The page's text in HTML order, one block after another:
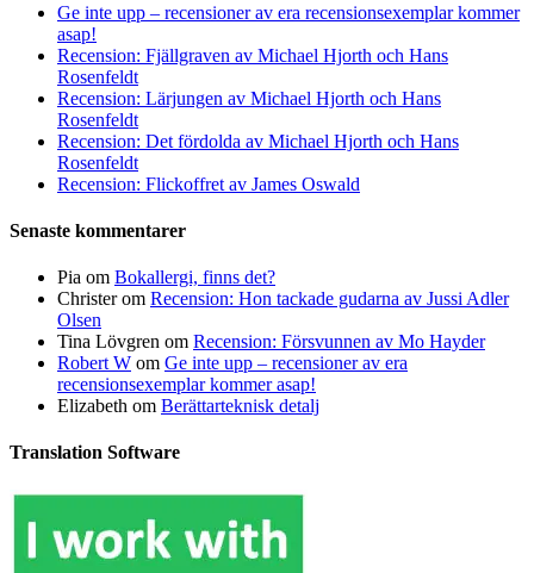
Ge inte upp – recensioner av era recensionsexemplar kommer
asap!
Recension: Fjällgraven av Michael Hjorth och Hans
Rosenfeldt
Recension: Lärjungen av Michael Hjorth och Hans
Rosenfeldt
Recension: Det fördolda av Michael Hjorth och Hans
Rosenfeldt
Recension: Flickoffret av James Oswald
Senaste kommentarer
Pia om Bokallergi, finns det?
Christerom Recension: Hon tackade gudarna av Jussi Adler
Olsen
Tina Lövgren om Recension: Försvunnen av Mo Hayder
Robert W om Ge inte upp – recensioner av era
recensionsexemplar kommer asap!
Elizabeth om Berättarteknisk detalj
Translation Software